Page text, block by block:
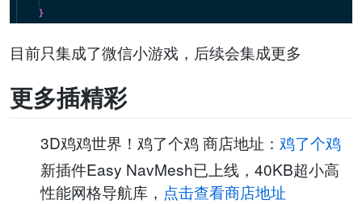
目前只集成了微信小游戏，后续会集成更多
更多插精彩
3D鸡鸡世界！鸡了个鸡 商店地址： 鸡了个鸡
新插件Easy NavMesh已上线，40KB超小高
性能网格导航库， 点击查看商店地址